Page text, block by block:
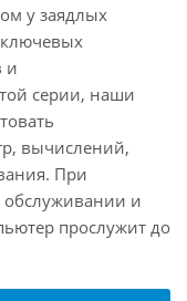
у заядлых
ключевых
и
серии, наши
вычислений,
При
и
прослужит до